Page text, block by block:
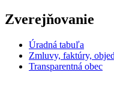
Zverejňovanie
Úradná tabuľa
Zmluvy, faktúry,
Transparentná obec